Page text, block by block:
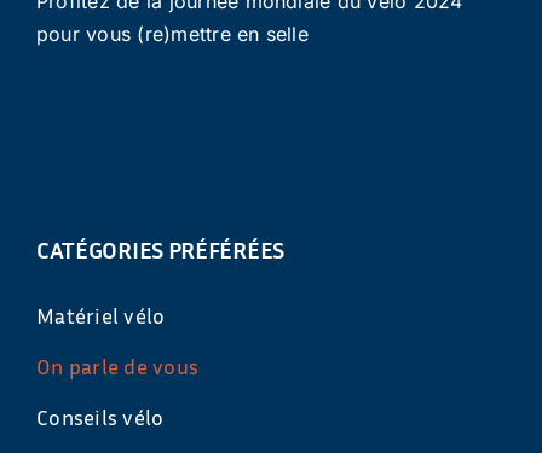
pour vous (re)mettre en selle
CATÉGORIES PRÉFÉRÉES
Matériel vélo
On parle de vous
Conseils vélo